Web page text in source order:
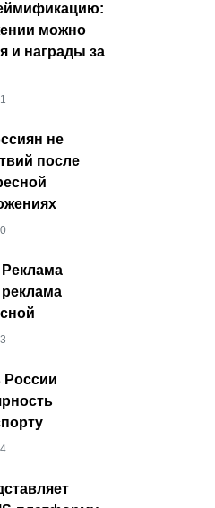
можно
и награды за
не
после
Реклама
России